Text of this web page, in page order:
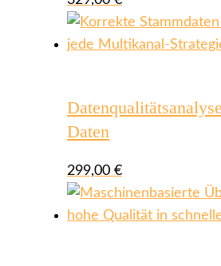
Daten
299,00 €